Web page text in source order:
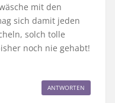
mit den
sich damit jeden
solch tolle
noch nie gehabt!
ANTWORTEN